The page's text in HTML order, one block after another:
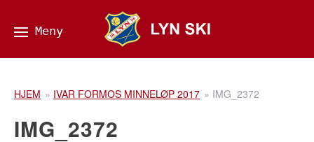
HJEM » IVAR FORMOS MINNELØP 2017 » IMG_2372
IMG_2372